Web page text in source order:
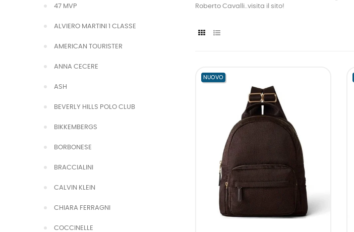
47 MVP
ALVIERO MARTINI 1 CLASSE
AMERICAN TOURISTER
ANNA CECERE
ASH
BEVERLY HILLS POLO CLUB
BIKKEMBERGS
BORBONESE
BRACCIALINI
CALVIN KLEIN
CHIARA FERRAGNI
COCCINELLE
Roberto Cavalli..visita il sito!
NUOVO